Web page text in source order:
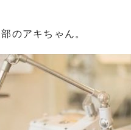
のアキちゃん。